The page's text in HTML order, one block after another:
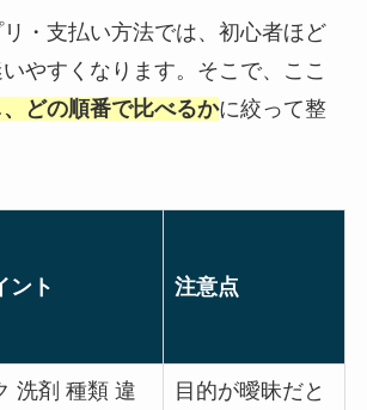
・支払い方法では、初心者ほど
やすくなります。そこで、ここ
どの順番で比べるかに絞って整
ント 注意点
洗剤 種類 違
目的が曖昧だと